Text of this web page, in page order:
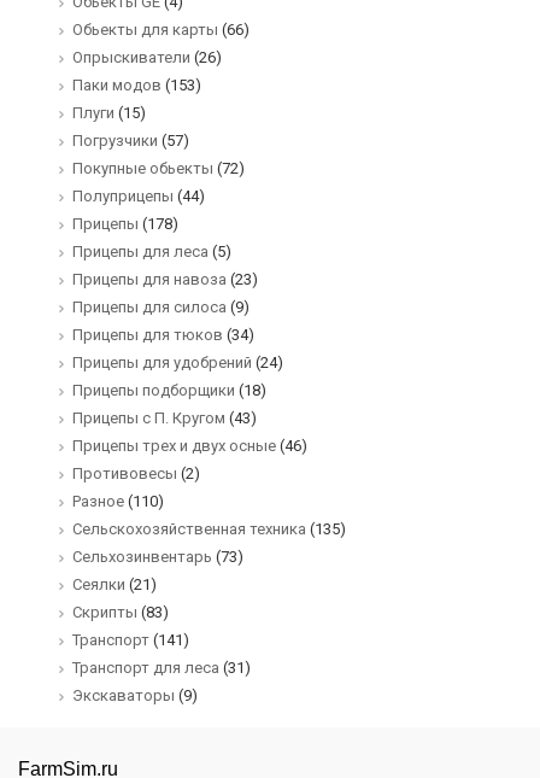
Обьекты для карты (66)
Опрыскиватели (26)
Паки модов (153)
Плуги (15)
Погрузчики (57)
Покупные обьекты (72)
Полуприцепы (44)
Прицепы (178)
Прицепы для леса (5)
Прицепы для навоза (23)
Прицепы для силоса (9)
Прицепы для тюков (34)
Прицепы для удобрений (24)
Прицепы подборщики (18)
Прицепы с П. Кругом (43)
Прицепы трех и двух осные (46)
Противовесы (2)
Разное (110)
Сельскохозяйственная техника (135)
Сельхозинвентарь (73)
Сеялки (21)
Скрипты (83)
Транспорт (141)
Транспорт для леса (31)
Экскаваторы (9)
FarmSim.ru